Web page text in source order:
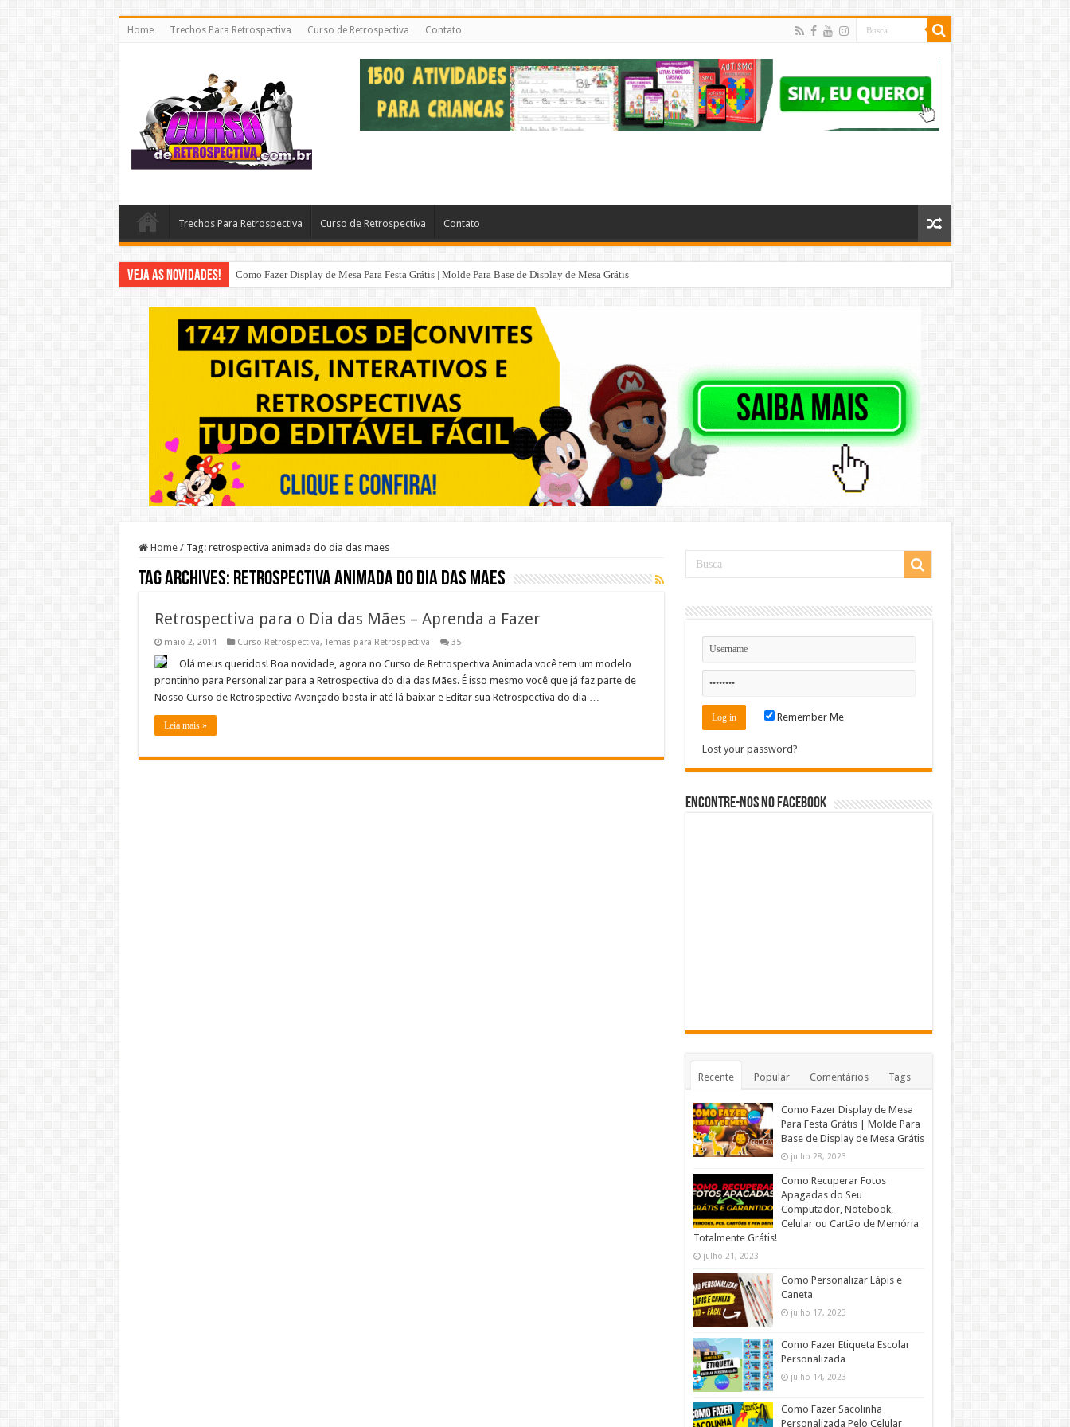
Home Trechos Para Retrospectiva Curso de Retrospectiva Contato
Trechos Para Retrospectiva Curso de Retrospectiva Contato
Veja as Novidades! Como Fazer Display de Mesa Para Festa Grátis | Molde Para Base de Display de Mesa Grátis
Home / Tag: retrospectiva animada do dia das maes
Tag Archives: retrospectiva animada do dia das maes
Retrospectiva para o Dia das Mães – Aprenda a Fazer
maio 2, 2014 Curso Retrospectiva,Temas para Retrospectiva 35
Olá meus queridos! Boa novidade, agora no Curso de Retrospectiva Animada você tem um modelo
prontinho para Personalizar para a Retrospectiva do dia das Mães. É isso mesmo você que já faz parte de
Nosso Curso de Retrospectiva Avançado basta ir até lá baixar e Editar sua Retrospectiva do dia …
Leia mais »
Remember Me
Lost your password?
Encontre-nos no Facebook
Recente Popular Comentários Tags
Como Fazer Display de Mesa
Para Festa Grátis | Molde Para
Base de Display de Mesa Grátis
julho 28, 2023
Como Recuperar Fotos
Apagadas do Seu
Computador, Notebook,
Celular ou Cartão de Memória
Totalmente Grátis!
julho 21, 2023
Como Personalizar Lápis e
Caneta
julho 17, 2023
Como Fazer Etiqueta Escolar
Personalizada
julho 14, 2023
Como Fazer Sacolinha
Personalizada Pelo Celular